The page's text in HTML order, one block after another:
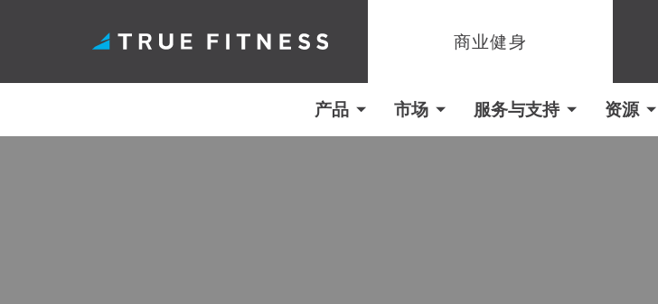
商业健身
产品 市场 服务与支持 资源